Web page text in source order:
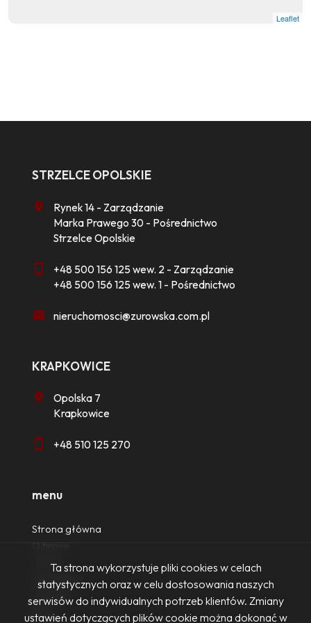
Leaflet
STRZELCE OPOLSKIE
Rynek 14 - Zarządzanie
Marka Prawego 30 - Pośrednictwo
Strzelce Opolskie
+48 500 156 125 wew. 2 - Zarządzanie
+48 500 156 125 wew. 1 - Pośrednictwo
nieruchomosci@zurowska.com.pl
KRAPKOWICE
Opolska 7
Krapkowice
+48 510 125 270
menu
Strona główna
Oferty
Zgłoszenia
Ulubione
Blog
Ta strona wykorzystuje pliki cookies w celach
statystycznych oraz w celu dostosowania naszych
serwisów do indywidualnych potrzeb klientów. Zmiany
ustawień dotyczących plików cookie można dokonać w